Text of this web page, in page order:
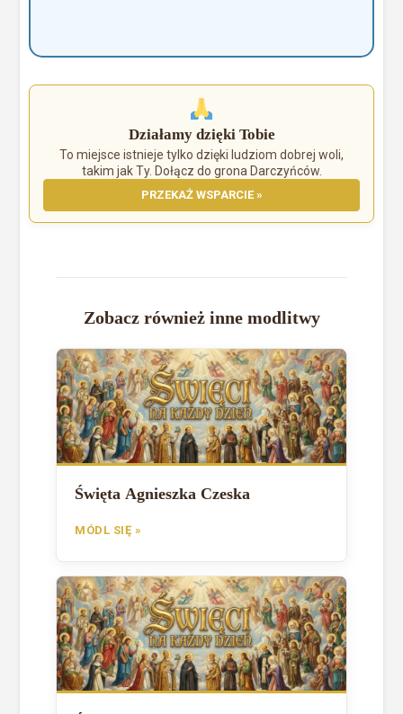
Działamy dzięki Tobie
To miejsce istnieje tylko dzięki ludziom dobrej woli,
takim jak Ty. Dołącz do grona Darczyńców.
PRZEKAŻ WSPARCIE »
Zobacz również inne modlitwy
Święta Agnieszka Czeska
MÓDL SIĘ »